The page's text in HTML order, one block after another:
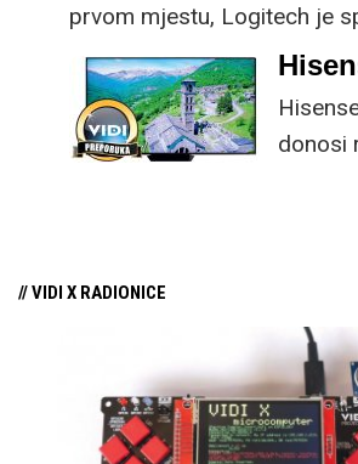
prvom mjestu, Logitech je
kombinaciju tipkovnice i
funkcijama.
donosi
// VIDI X RADIONICE